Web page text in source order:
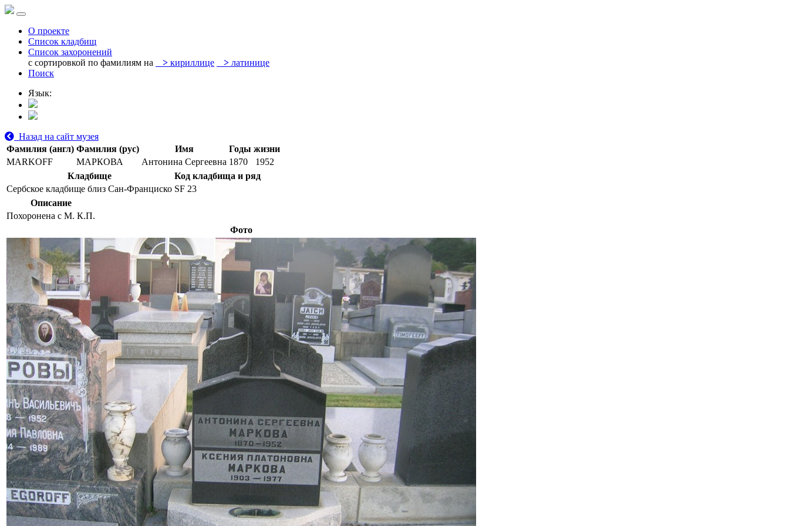
О проекте
Список кладбищ
Список захоронений
с сортировкой по фамилиям на
> кириллице > латинице
Поиск
Язык:
Назад на сайт музея
Фамилия (англ) Фамилия (рус) Имя
Годы жизни
MARKOFF
МАРКОВА Антонина Сергеевна 1870
1952
Кладбище
Код кладбища и ряд
Сербское кладбище близ Сан-Франциско SF 23
Описание
Похоронена с М. К.П.
Фото